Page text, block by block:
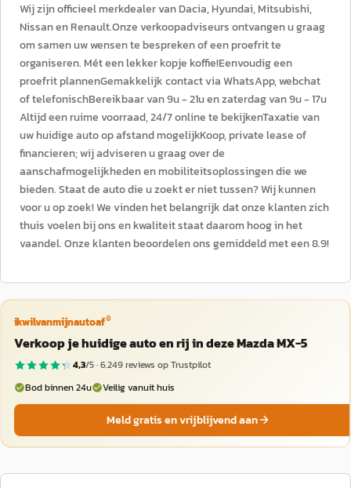
Wij zijn officieel merkdealer van Dacia, Hyundai, Mitsubishi,
Nissan en Renault.Onze verkoopadviseurs ontvangen u graag
om samen uw wensen te bespreken of een proefrit te
organiseren. Mét een lekker kopje koffie!Eenvoudig een
proefrit plannenGemakkelijk contact via WhatsApp, webchat
of telefonischBereikbaar van 9u - 21u en zaterdag van 9u - 17u
Altijd een ruime voorraad, 24/7 online te bekijkenTaxatie van
uw huidige auto op afstand mogelijkKoop, private lease of
financieren; wij adviseren u graag over de
aanschafmogelijkheden en mobiliteitsoplossingen die we
bieden. Staat de auto die u zoekt er niet tussen? Wij kunnen
voor u op zoek! We vinden het belangrijk dat onze klanten zich
thuis voelen bij ons en kwaliteit staat daarom hoog in het
vaandel. Onze klanten beoordelen ons gemiddeld met een 8.9!
ikwilvanmijnautoaf®
Verkoop je huidige auto en rij in deze Mazda MX-5
4,3/5 ·6.249reviews op Trustpilot
Bod binnen 24u
Veilig vanuit huis
Meld gratis en vrijblijvend aan